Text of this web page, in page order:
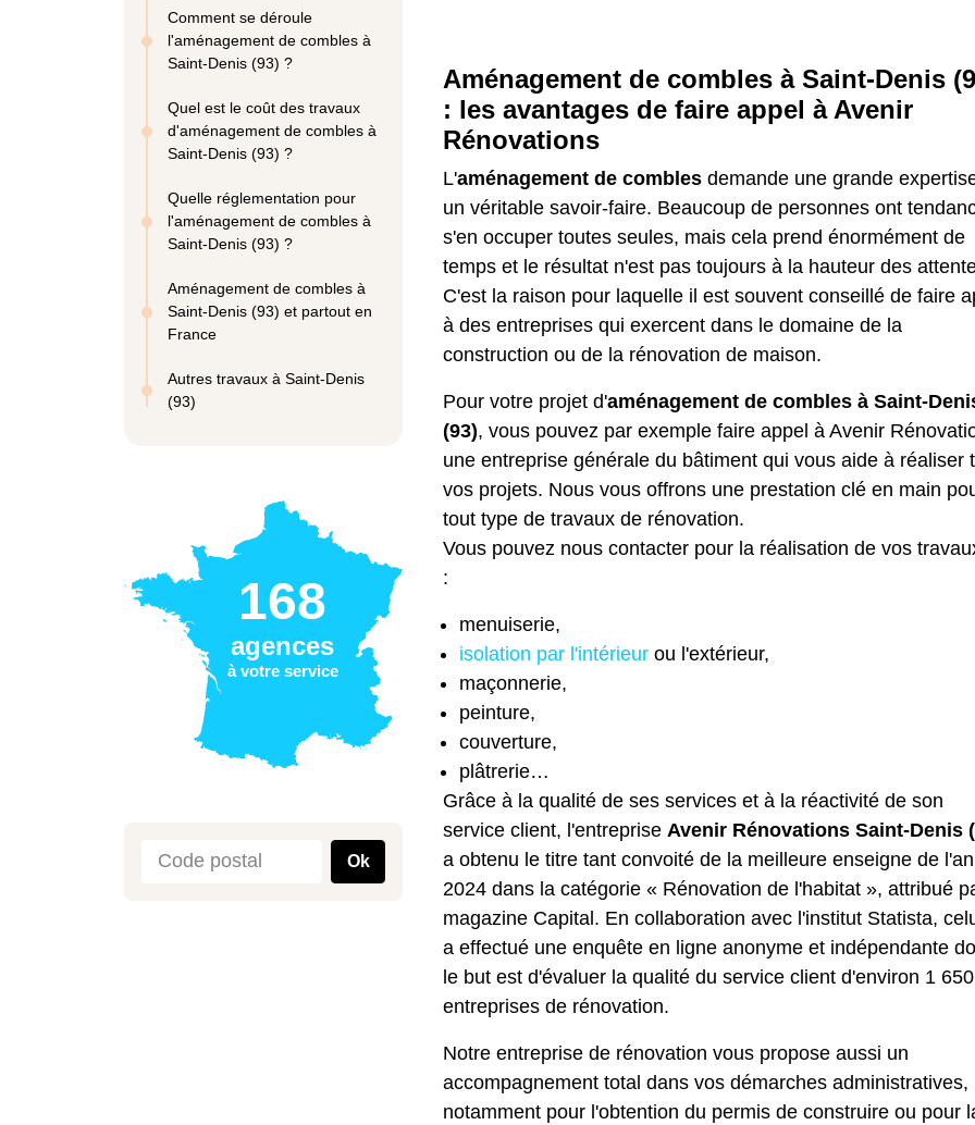
Comment se déroule
l'aménagement de combles à
Saint-Denis (93) ?
Quel est le coût des travaux
d'aménagement de combles à
Saint-Denis (93) ?
Quelle réglementation pour
l'aménagement de combles à
Saint-Denis (93) ?
Aménagement de combles à
Saint-Denis (93) et partout en
France
Autres travaux à Saint-Denis
(93)
168
agences
à votre service
Ok
Aménagement de combles à Saint-Denis
: les avantages de faire appel à Avenir
Rénovations
L'aménagement de combles demande une grande
un véritable savoir-faire. Beaucoup de personnes ont
s'en occuper toutes seules, mais cela prend énormément de
temps et le résultat n'est pas toujours à la hauteur des
C'est la raison pour laquelle il est souvent conseillé de faire
à des entreprises qui exercent dans le domaine de la
construction ou de la rénovation de maison.
Pour votre projet d'aménagement de combles à Saint-
(93), vous pouvez par exemple faire appel à Avenir
une entreprise générale du bâtiment qui vous aide à réaliser
vos projets. Nous vous offrons une prestation clé en main
tout type de travaux de rénovation.
Vous pouvez nous contacter pour la réalisation de vos
:
menuiserie,
isolation par l'intérieur ou l'extérieur,
maçonnerie,
peinture,
couverture,
plâtrerie…
Grâce à la qualité de ses services et à la réactivité de son
service client, l'entreprise Avenir Rénovations Saint-Denis
a obtenu le titre tant convoité de la meilleure enseigne de
2024 dans la catégorie « Rénovation de l'habitat », attribué
magazine Capital. En collaboration avec l'institut Statista,
a effectué une enquête en ligne anonyme et indépendante
le but est d'évaluer la qualité du service client d'environ 1 650
entreprises de rénovation.
Notre entreprise de rénovation vous propose aussi un
accompagnement total dans vos démarches administratives,
notamment pour l'obtention du permis de construire ou pour